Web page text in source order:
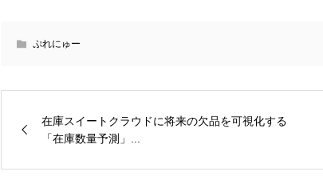
ぷれにゅー
在庫スイートクラウドに将来の欠品を可視化する
「在庫数量予測」...